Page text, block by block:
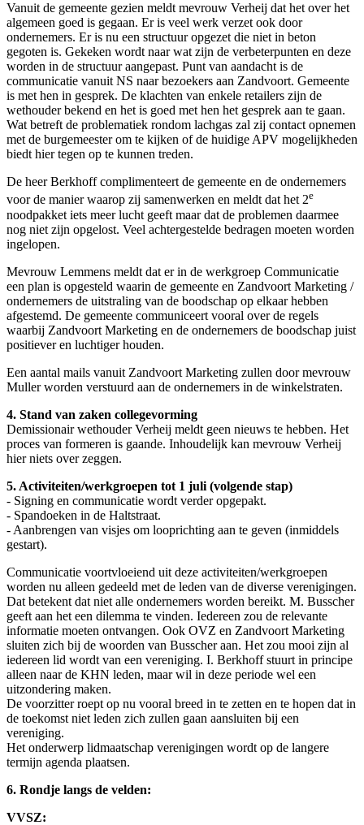
Vanuit de gemeente gezien meldt mevrouw Verheij dat het over het
algemeen goed is gegaan. Er is veel werk verzet ook door
ondernemers. Er is nu een structuur opgezet die niet in beton
gegoten is. Gekeken wordt naar wat zijn de verbeterpunten en deze
worden in de structuur aangepast. Punt van aandacht is de
communicatie vanuit NS naar bezoekers aan Zandvoort. Gemeente
is met hen in gesprek. De klachten van enkele retailers zijn de
wethouder bekend en het is goed met hen het gesprek aan te gaan.
Wat betreft de problematiek rondom lachgas zal zij contact opnemen
met de burgemeester om te kijken of de huidige APV mogelijkheden
biedt hier tegen op te kunnen treden.
De heer Berkhoff complimenteert de gemeente en de ondernemers
voor de manier waarop zij samenwerken en meldt dat het 2e
noodpakket iets meer lucht geeft maar dat de problemen daarmee
nog niet zijn opgelost. Veel achtergestelde bedragen moeten worden
ingelopen.
Mevrouw Lemmens meldt dat er in de werkgroep Communicatie
een plan is opgesteld waarin de gemeente en Zandvoort Marketing /
ondernemers de uitstraling van de boodschap op elkaar hebben
afgestemd. De gemeente communiceert vooral over de regels
waarbij Zandvoort Marketing en de ondernemers de boodschap juist
positiever en luchtiger houden.
Een aantal mails vanuit Zandvoort Marketing zullen door mevrouw
Muller worden verstuurd aan de ondernemers in de winkelstraten.
4. Stand van zaken collegevorming
Demissionair wethouder Verheij meldt geen nieuws te hebben. Het
proces van formeren is gaande. Inhoudelijk kan mevrouw Verheij
hier niets over zeggen.
5. Activiteiten/werkgroepen tot 1 juli (volgende stap)
- Signing en communicatie wordt verder opgepakt.
- Spandoeken in de Haltstraat.
- Aanbrengen van visjes om looprichting aan te geven (inmiddels
gestart).
Communicatie voortvloeiend uit deze activiteiten/werkgroepen
worden nu alleen gedeeld met de leden van de diverse verenigingen.
Dat betekent dat niet alle ondernemers worden bereikt. M. Busscher
geeft aan het een dilemma te vinden. Iedereen zou de relevante
informatie moeten ontvangen. Ook OVZ en Zandvoort Marketing
sluiten zich bij de woorden van Busscher aan. Het zou mooi zijn al
iedereen lid wordt van een vereniging. I. Berkhoff stuurt in principe
alleen naar de KHN leden, maar wil in deze periode wel een
uitzondering maken.
De voorzitter roept op nu vooral breed in te zetten en te hopen dat in
de toekomst niet leden zich zullen gaan aansluiten bij een
vereniging.
Het onderwerp lidmaatschap verenigingen wordt op de langere
termijn agenda plaatsen.
6. Rondje langs de velden:
VVSZ: